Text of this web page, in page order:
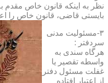
نظر به اینکه قانون خاص مقدم
بایستی قاضی، قانون خاص را
۳-مسئولیت مدنی
سردفتر :
هرگاه سندی به
واسطه تقصیر یا
غفلت مسئول دفتر
از اعتبار افتاده